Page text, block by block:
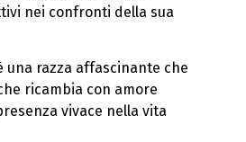
nei confronti della sua
una razza affascinante che
ricambia con amore
vivace nella vita